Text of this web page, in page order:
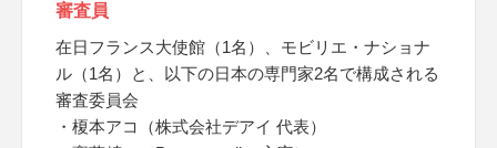
審査員
在日フランス大使館（1名）、モビリエ・ナショナ
ル（1名）と、以下の日本の専門家2名で構成される
審査委員会
・榎本アコ（株式会社デアイ 代表）